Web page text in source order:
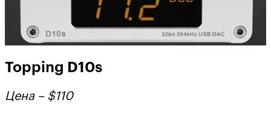
Topping D10s
Цена – $110